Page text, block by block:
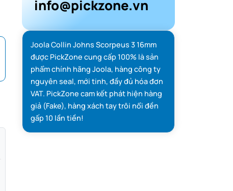
info@pickzone.vn
Joola Collin Johns Scorpeus 3 16mm
được PickZone cung cấp 100% là sản
phẩm chính hãng Joola, hàng công ty
nguyên seal, mới tinh, đầy đủ hóa đơn
VAT. PickZone cam kết phát hiện hàng
giả (Fake), hàng xách tay trôi nổi đền
gấp 10 lần tiền!